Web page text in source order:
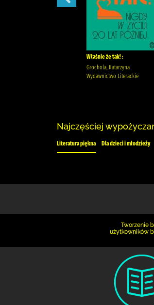
Właśnie że tak! :
Grochola, Katarzyna
Wydawnictwo Literackie
Najczęściej
Literatura piękna Dla dzieci i młodzieży
Tworzenie
użytkowników